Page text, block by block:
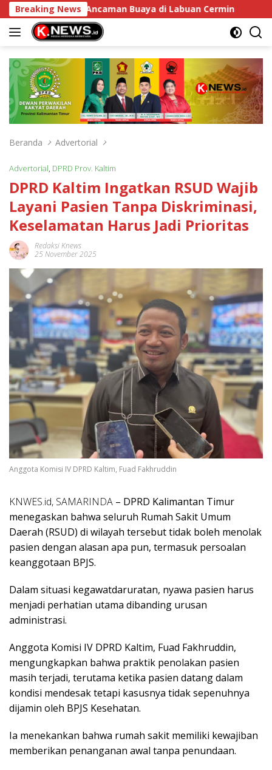
Langsung
ke
konten
Breaking News
Atasi Ancaman Buaya di Labuan Cermin DPRD
Beranda Advertorial
Advertorial, DPRD Prov. Kaltim
DPRD Kaltim Ingatkan RSUD Wajib
Layani Pasien Tanpa Diskriminasi,
Keselamatan Harus Jadi Prioritas
Redaksi Knews
25 November 2025
Anggota Komisi IV DPRD Kaltim, Fuad Fakhruddin
KNWES.id, SAMARINDA – DPRD Kalimantan Timur
menegaskan bahwa seluruh Rumah Sakit Umum
Daerah (RSUD) di wilayah tersebut tidak boleh menolak
pasien dengan alasan apa pun, termasuk persoalan
keanggotaan BPJS.
Dalam situasi kegawatdaruratan, nyawa pasien harus
menjadi perhatian utama dibanding urusan
administrasi.
Anggota Komisi IV DPRD Kaltim, Fuad Fakhruddin,
mengungkapkan bahwa praktik penolakan pasien
masih terjadi, terutama ketika pasien datang dalam
kondisi mendesak tetapi kasusnya tidak sepenuhnya
dijamin oleh BPJS Kesehatan.
Ia menekankan bahwa rumah sakit memiliki kewajiban
memberikan penanganan awal tanpa penundaan.